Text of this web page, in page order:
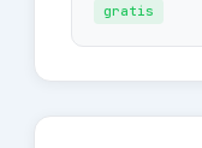
gratis